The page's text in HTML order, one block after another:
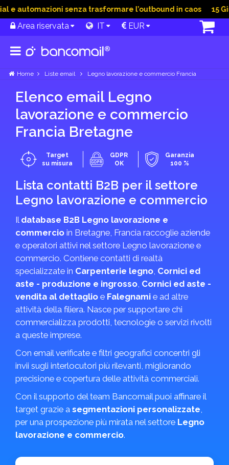
senza trasformare l’outbound in caos 15 Giu
Area riservata IT EUR
Home Liste email Legno lavorazione e commercio Francia
Elenco email Legno
lavorazione e commercio
Francia Bretagne
Target
su misura
GDPR
OK
Garanzia
100 %
Lista contatti B2B per il settore
Legno lavorazione e commercio
Il database B2B Legno lavorazione e
commercio in Bretagne, Francia raccoglie aziende
e operatori attivi nel settore Legno lavorazione e
commercio. Contiene contatti di realtà
specializzate in Carpenterie legno, Cornici ed
aste - produzione e ingrosso, Cornici ed aste -
vendita al dettaglio e Falegnami e ad altre
attività della filiera. Nasce per supportare chi
commercializza prodotti, tecnologie o servizi rivolti
a queste imprese.
Con email verificate e filtri geografici concentri gli
invii sugli interlocutori più rilevanti, migliorando
precisione e copertura delle attività commerciali.
Con il supporto del team Bancomail puoi affinare il
target grazie a segmentazioni personalizzate,
per una prospezione più mirata nel settore Legno
lavorazione e commercio.